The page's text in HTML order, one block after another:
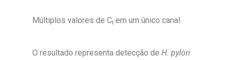
Múltiplos valores de Ct em um único canal
O resultado representa detecção deH. pylori